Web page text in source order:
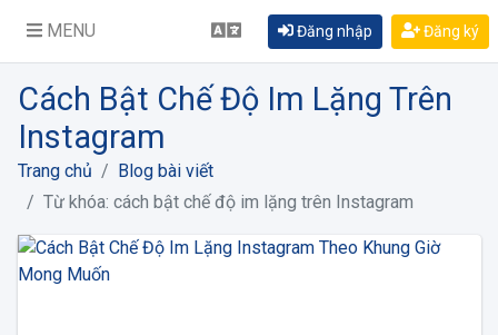
MENU Đăng nhập Đăng ký
Cách Bật Chế Độ Im Lặng Trên
Instagram
Trang chủ
Blog bài viết
Từ khóa: cách bật chế độ im lặng trên Instagram